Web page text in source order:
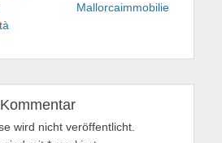
Mallorcaimmobilie
wird nicht veröffentlicht.